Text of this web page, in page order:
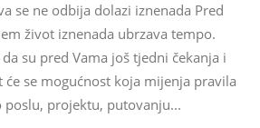
se ne odbija dolazi iznenada Pred
život iznenada ubrzava tempo.
su pred Vama još tjedni čekanja i
se mogućnost koja mijenja pravila
poslu, projektu, putovanju...